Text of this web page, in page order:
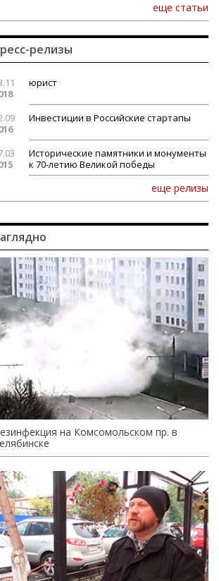
еще статьи
релизы
юрист
Инвестиции в Российские стартапы
Исторические памятники и монументы
к 70-летию Великой победы
еще релизы
на Комсомольском пр. в